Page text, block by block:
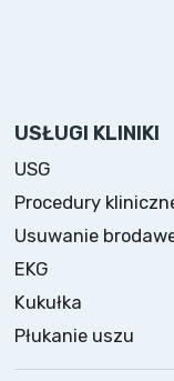
USŁUGI KLINIKI
USG
Procedury
Usuwanie
EKG
Kukułka
Płukanie uszu